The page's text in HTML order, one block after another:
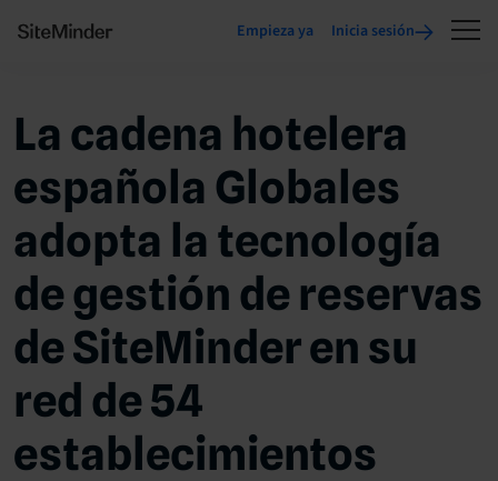
Empieza ya Inicia sesión
La cadena hotelera
española Globales
adopta la tecnología
de gestión de reservas
de SiteMinder en su
red de 54
establecimientos